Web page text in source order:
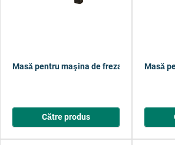
Masă pentru maşina de frezat MASTER RT
Către produs
Masă